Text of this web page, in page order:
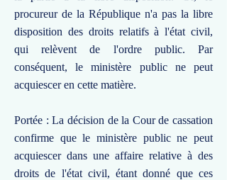
procureur de la République n'a pas la libre
disposition des droits relatifs à l'état civil,
qui relèvent de l'ordre public. Par
conséquent, le ministère public ne peut
acquiescer en cette matière.
Portée : La décision de la Cour de cassation
confirme que le ministère public ne peut
acquiescer dans une affaire relative à des
droits de l'état civil, étant donné que ces